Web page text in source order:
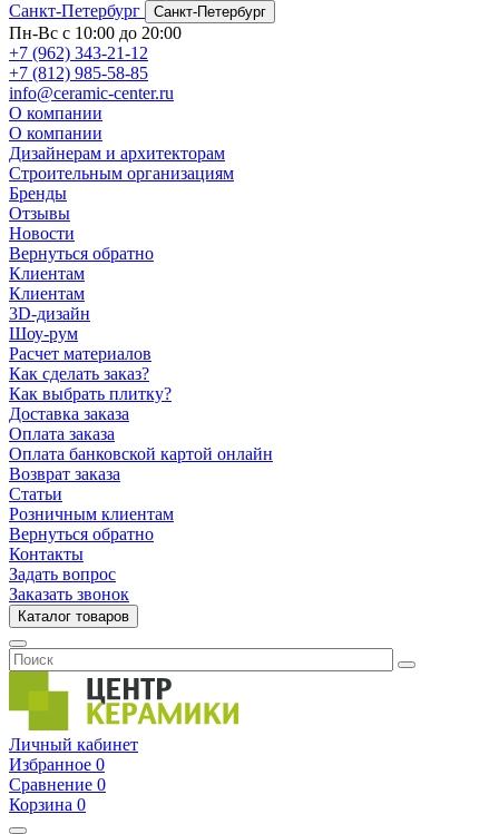
Санкт-Петербург
Санкт-Петербург
Пн-Вс с 10:00 до 20:00
+7 (962) 343-21-12
+7 (812) 985-58-85
info@ceramic-center.ru
О компании
О компании
Дизайнерам и архитекторам
Строительным организациям
Бренды
Отзывы
Новости
Вернуться обратно
Клиентам
Клиентам
3D-дизайн
Шоу-рум
Расчет материалов
Как сделать заказ?
Как выбрать плитку?
Доставка заказа
Оплата заказа
Оплата банковской картой онлайн
Возврат заказа
Статьи
Розничным клиентам
Вернуться обратно
Контакты
Задать вопрос
Заказать звонок
Каталог товаров
Личный кабинет
Избранное 0
Сравнение 0
Корзина 0